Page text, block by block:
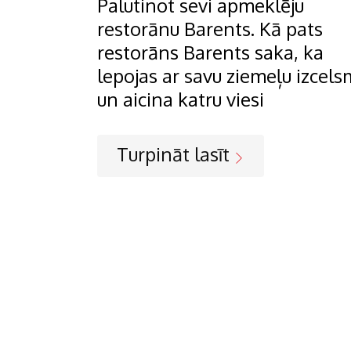
Palutinot sevi apmeklēju
restorānu Barents. Kā pats
restorāns Barents saka, ka
lepojas ar savu ziemeļu
un aicina katru viesi
Turpināt lasīt